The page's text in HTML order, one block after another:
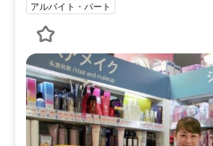
アルバイト・パート